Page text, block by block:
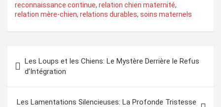
reconnaissance continue, relation chien maternité,
relation mère-chien, relations durables, soins maternels
de
l’article
Les Loups et les Chiens: Le Mystère Derrière le Refus
d’Intégration
Les Lamentations Silencieuses: La Profonde Tristesse